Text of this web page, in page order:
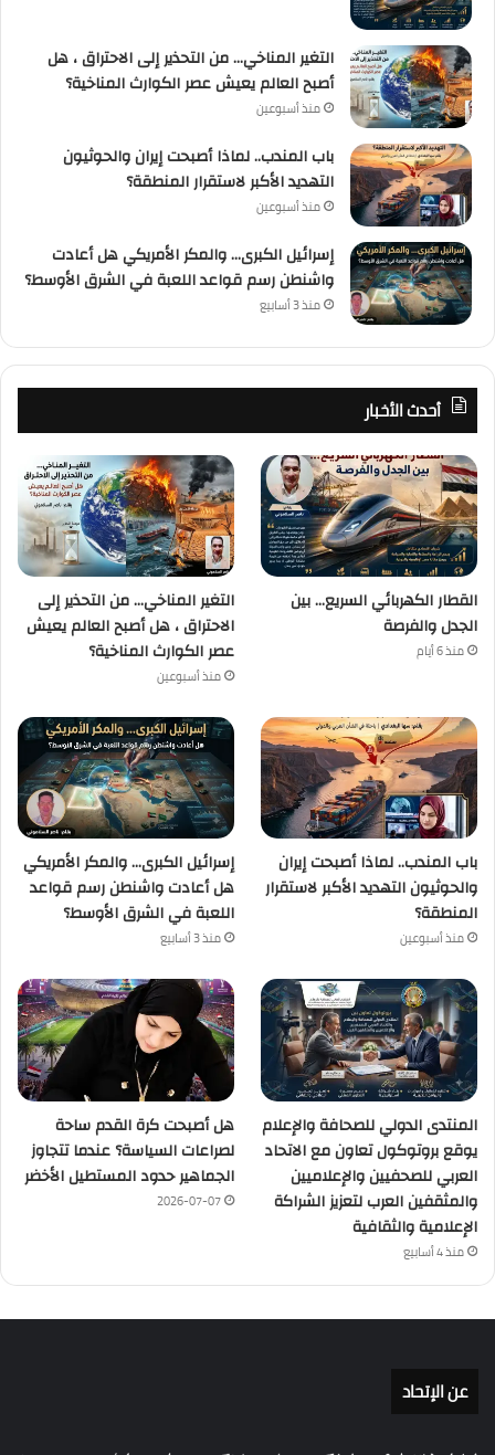
التغير المناخي… من التحذير إلى الاحتراق ، هل
أصبح العالم يعيش عصر الكوارث المناخية؟
منذ أسبوعين
باب المندب.. لماذا أصبحت إيران والحوثيون
التهديد الأكبر لاستقرار المنطقة؟
منذ أسبوعين
إسرائيل الكبرى… والمكر الأمريكي هل أعادت
واشنطن رسم قواعد اللعبة في الشرق الأوسط؟
منذ 3 أسابيع
أحدث الأخبار
القطار الكهربائي السريع… بين
الجدل والفرصة
منذ 6 أيام
التغير المناخي… من التحذير إلى
الاحتراق ، هل أصبح العالم يعيش
عصر الكوارث المناخية؟
منذ أسبوعين
باب المندب.. لماذا أصبحت إيران
والحوثيون التهديد الأكبر لاستقرار
المنطقة؟
منذ أسبوعين
إسرائيل الكبرى… والمكر الأمريكي
هل أعادت واشنطن رسم قواعد
اللعبة في الشرق الأوسط؟
منذ 3 أسابيع
المنتدى الدولي للصحافة والإعلام
يوقع بروتوكول تعاون مع الاتحاد
العربي للصحفيين والإعلاميين
والمثقفين العرب لتعزيز الشراكة
الإعلامية والثقافية
منذ 4 أسابيع
هل أصبحت كرة القدم ساحة
لصراعات السياسة؟ عندما تتجاوز
الجماهير حدود المستطيل الأخضر
2026-07-07
عن الإتحاد